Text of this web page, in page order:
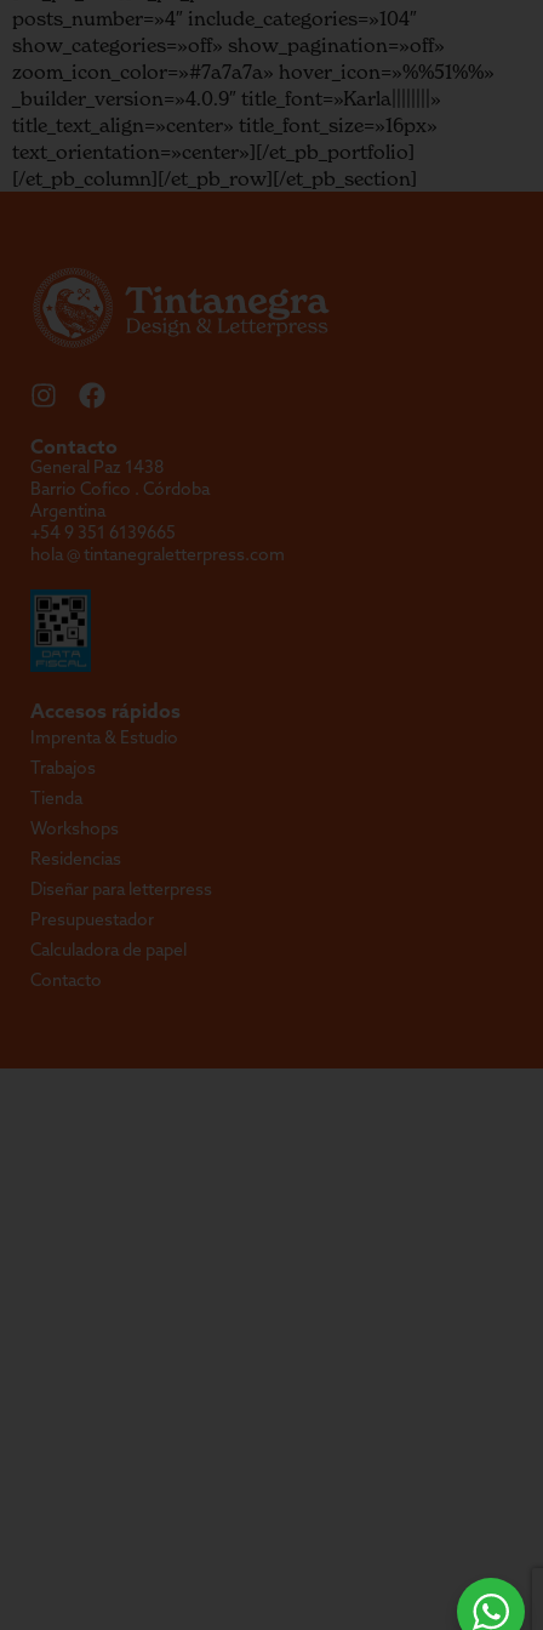
posts_number=»4″ include_categories=»104″
show_categories=»off» show_pagination=»off»
zoom_icon_color=»#7a7a7a» hover_icon=»%%51%%»
_builder_version=»4.0.9″ title_font=»Karla||||||||»
title_text_align=»center» title_font_size=»16px»
text_orientation=»center»][/et_pb_portfolio]
[/et_pb_column][/et_pb_row][/et_pb_section]
Contacto
General Paz 1438
Barrio Cofico . Córdoba
Argentina
+54 9 351 6139665
hola @ tintanegraletterpress.com
Accesos rápidos
Imprenta & Estudio
Trabajos
Tienda
Workshops
Residencias
Diseñar para letterpress
Presupuestador
Calculadora de papel
Contacto